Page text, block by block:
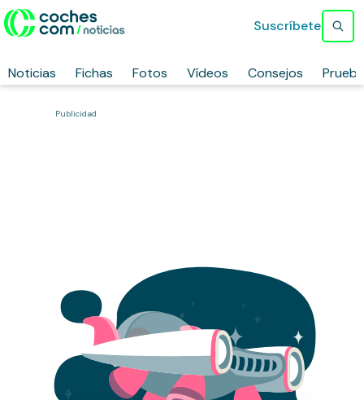
Noticias Fichas Fotos Vídeos Consejos
Suscríbete
Publicidad